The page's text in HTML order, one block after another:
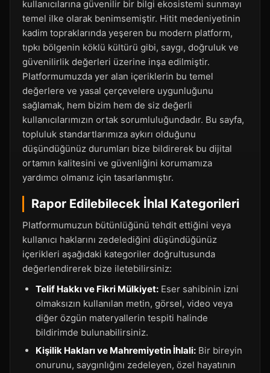
kullanıcılarına güvenilir bir bilgi ekosistemi sunmayı
temel ilke olarak benimsemiştir. Hitit medeniyetinin
kadim topraklarında yeşeren bu modern platform,
tıpkı bölgenin köklü kültürü gibi, saygı, doğruluk ve
güvenilirlik değerleri üzerine inşa edilmiştir.
Platformumuzda yer alan içeriklerin bu temel
değerlere ve yasal çerçevelere uygunluğunu
sağlamak, hem bizim hem de siz değerli
kullanıcılarımızın ortak sorumluluğundadır. Bu sayfa,
topluluk standartlarımıza aykırı olduğunu
düşündüğünüz durumları bize bildirerek bu dijital
ortamın kalitesini ve güvenliğini korumamıza
yardımcı olmanız için tasarlanmıştır.
Rapor Edilebilecek İhlal Kategorileri
Platformumuzun bütünlüğünü tehdit ettiğini veya
kullanıcı haklarını zedelediğini düşündüğünüz
içerikleri aşağıdaki kategoriler doğrultusunda
değerlendirerek bize iletebilirsiniz:
Telif Hakkı ve Fikri Mülkiyet: Eser sahibinin izni
olmaksızın kullanılan metin, görsel, video veya
diğer özgün materyallerin tespiti halinde
bildirimde bulunabilirsiniz.
Kişilik Hakları ve Mahremiyetin İhlali: Bir bireyin
onurunu, saygınlığını zedeleyen, özel hayatının